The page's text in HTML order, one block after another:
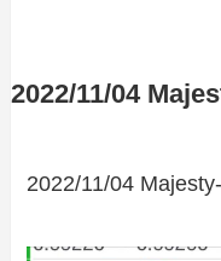
2022/11/04
2022/11/04